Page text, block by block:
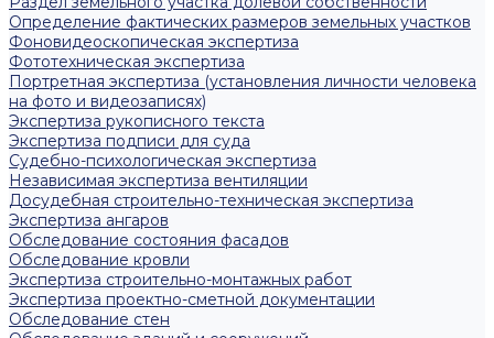
Определение фактических размеров земельных участков
Фоновидеоскопическая экспертиза
Фототехническая экспертиза
Портретная экспертиза (установления личности человека
на фото и видеозаписях)
Экспертиза рукописного текста
Экспертиза подписи для суда
Судебно-психологическая экспертиза
Независимая экспертиза вентиляции
Досудебная строительно-техническая экспертиза
Экспертиза ангаров
Обследование состояния фасадов
Обследование кровли
Экспертиза строительно-монтажных работ
Экспертиза проектно-сметной документации
Обследование стен